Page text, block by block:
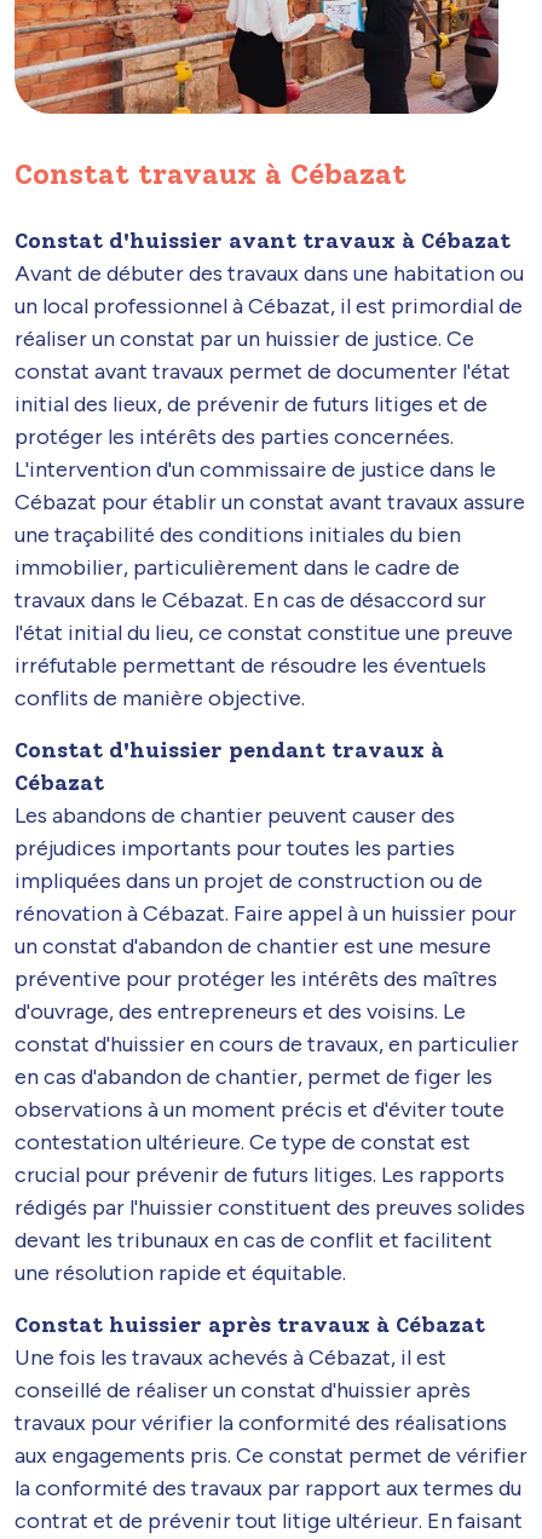
Constat travaux à Cébazat
Constat d'huissier avant travaux à Cébazat
Avant de débuter des travaux dans une habitation ou
un local professionnel à Cébazat, il est primordial de
réaliser un constat par un huissier de justice. Ce
constat avant travaux permet de documenter l'état
initial des lieux, de prévenir de futurs litiges et de
protéger les intérêts des parties concernées.
L'intervention d'un commissaire de justice dans le
Cébazat pour établir un constat avant travaux assure
une traçabilité des conditions initiales du bien
immobilier, particulièrement dans le cadre de
travaux dans le Cébazat. En cas de désaccord sur
l'état initial du lieu, ce constat constitue une preuve
irréfutable permettant de résoudre les éventuels
conflits de manière objective.
Constat d'huissier pendant travaux à
Cébazat
Les abandons de chantier peuvent causer des
préjudices importants pour toutes les parties
impliquées dans un projet de construction ou de
rénovation à Cébazat. Faire appel à un huissier pour
un constat d'abandon de chantier est une mesure
préventive pour protéger les intérêts des maîtres
d'ouvrage, des entrepreneurs et des voisins. Le
constat d'huissier en cours de travaux, en particulier
en cas d'abandon de chantier, permet de figer les
observations à un moment précis et d'éviter toute
contestation ultérieure. Ce type de constat est
crucial pour prévenir de futurs litiges. Les rapports
rédigés par l'huissier constituent des preuves solides
devant les tribunaux en cas de conflit et facilitent
une résolution rapide et équitable.
Constat huissier après travaux à Cébazat
Une fois les travaux achevés à Cébazat, il est
conseillé de réaliser un constat d'huissier après
travaux pour vérifier la conformité des réalisations
aux engagements pris. Ce constat permet de vérifier
la conformité des travaux par rapport aux termes du
contrat et de prévenir tout litige ultérieur. En faisant